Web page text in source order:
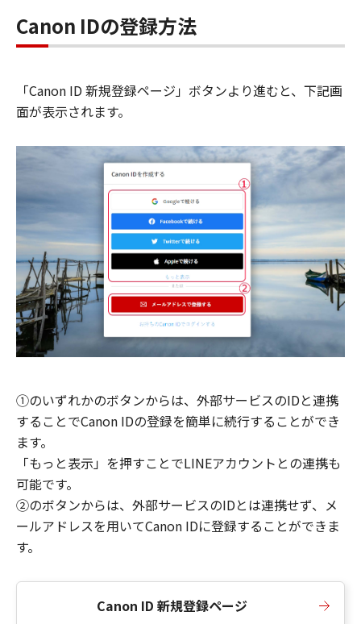
Canon IDの登録方法
「Canon ID 新規登録ページ」ボタンより進むと、下記画
面が表示されます。
①のいずれかのボタンからは、外部サービスのIDと連携
することでCanon IDの登録を簡単に続行することができ
ます。
「もっと表示」を押すことでLINEアカウントとの連携も
可能です。
②のボタンからは、外部サービスのIDとは連携せず、メ
ールアドレスを用いてCanon IDに登録することができま
す。
Canon ID 新規登録ページ